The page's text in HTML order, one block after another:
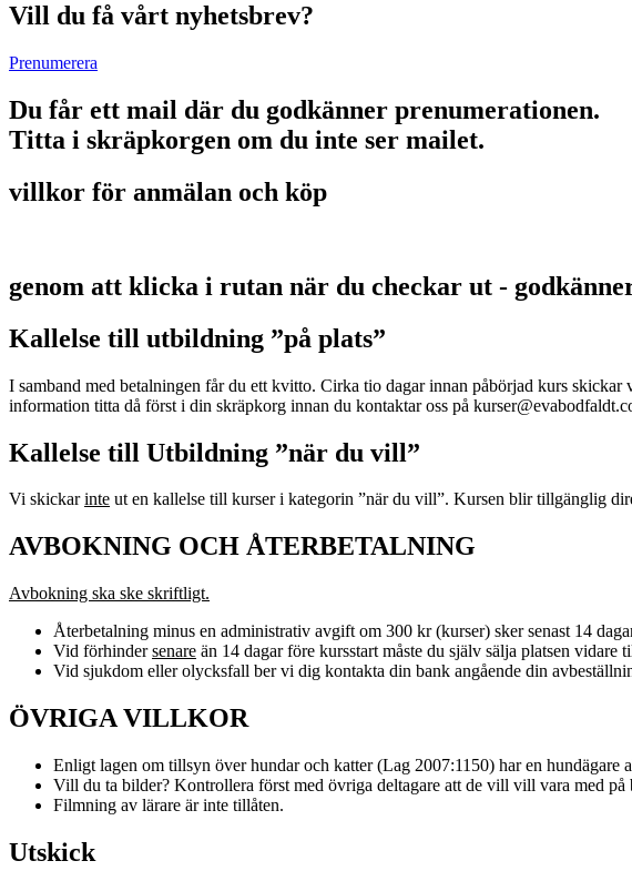
Vill du få vårt nyhetsbrev?
Prenumerera
Du får ett mail där du godkänner prenumerationen.
Titta i skräpkorgen om du inte ser mailet.
villkor för anmälan och köp
genom att klicka i rutan när du checkar ut -
Kallelse till utbildning ”på plats”
I samband med betalningen får du ett kvitto. Cirka tio dagar innan påbörjad kurs
information titta då först i din skräpkorg innan du kontaktar oss på
Kallelse till Utbildning ”när du vill”
Vi skickarinte ut en kallelse till kurser i kategorin ”när du vill”. Kursen blir tillgänglig
AVBOKNING OCH ÅTERBETALNING
Avbokning ska ske skriftligt.
Återbetalning minus en administrativ avgift om 300 kr (kurser) sker senast 14
Vid förhindersenare än 14 dagar före kursstart måste du själv sälja platsen
Vid sjukdom eller olycksfall ber vi dig kontakta din bank angående din
ÖVRIGA VILLKOR
Enligt lagen om tillsyn över hundar och katter (Lag 2007:1150) har en hundägare
Vill du ta bilder? Kontrollera först med övriga deltagare att de vill vill vara med på
Filmning av lärare är inte tillåten.
Utskick